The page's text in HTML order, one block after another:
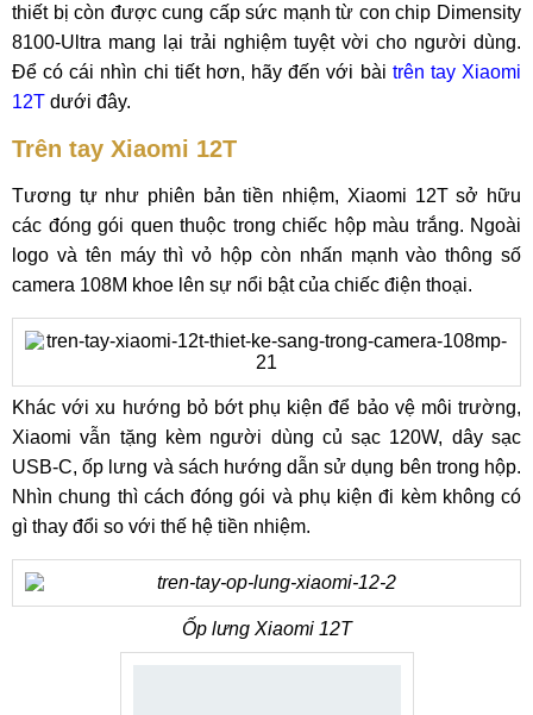
thiết bị còn được cung cấp sức mạnh từ con chip Dimensity
8100-Ultra mang lại trải nghiệm tuyệt vời cho người dùng.
Để có cái nhìn chi tiết hơn, hãy đến với bài trên tay Xiaomi
12T dưới đây.
Trên tay Xiaomi 12T
Tương tự như phiên bản tiền nhiệm, Xiaomi 12T sở hữu
các đóng gói quen thuộc trong chiếc hộp màu trắng. Ngoài
logo và tên máy thì vỏ hộp còn nhấn mạnh vào thông số
camera 108M khoe lên sự nổi bật của chiếc điện thoại.
Khác với xu hướng bỏ bớt phụ kiện để bảo vệ môi trường,
Xiaomi vẫn tặng kèm người dùng củ sạc 120W, dây sạc
USB-C, ốp lưng và sách hướng dẫn sử dụng bên trong hộp.
Nhìn chung thì cách đóng gói và phụ kiện đi kèm không có
gì thay đổi so với thế hệ tiền nhiệm.
Ốp lưng Xiaomi 12T